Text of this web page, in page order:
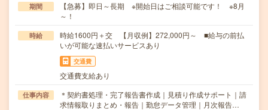
期間
【急募】即日～長期 ※開始日はご相談可能です！ ※8月
～！
時給
時給1600円＋交 【月収例】272,000円～ ■給与の前払
いが可能な速払いサービスあり
交通費
交通費支給あり
仕事内容
＊契約書処理・完了報告書作成｜見積り作成サポート｜請
求情報取りまとめ・報告｜勤怠データ管理｜月次報告…